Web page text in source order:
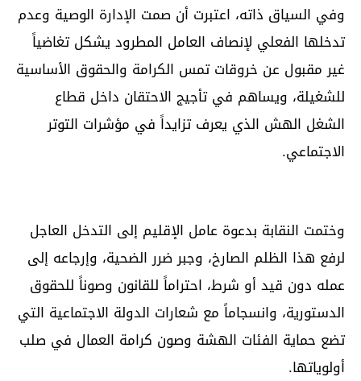
وفي السياق ذاته، اعتبرت أن صمت الإدارة الوصية وعدم
تدخلها الفعلي لإنصاف العامل المطرود يشكل تغاضياً
غير مقبول عن خروقات تمس الكرامة والحقوق الأساسية
للشغيلة، ويساهم في تأجيج الاحتقان داخل قطاع
الشغل الهش الذي يعرف تزايداً في مؤشرات التوتر
الاجتماعي.
وختمت النقابة بدعوة عامل الإقليم إلى التدخل العاجل
لرفع هذا الظلم الصارخ، وجبر ضرر الضحية، وإرجاعه إلى
عمله دون قيد أو شرط، احتراماً للقانون وصوناً للحقوق
الدستورية، وانسجاماً مع شعارات الدولة الاجتماعية التي
تضع حماية الفئات الهشة وصون كرامة العمال في صلب
أولوياتها.